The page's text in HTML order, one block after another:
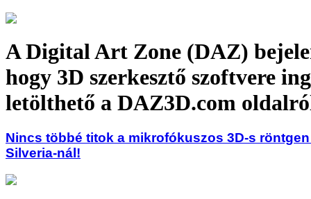
A Digital Art Zone (DAZ)
hogy 3D szerkesztő szoftvere
letölthető a DAZ3D.com
Nincs többé titok a mikrofókuszos 3D-s
Silveria-nál!